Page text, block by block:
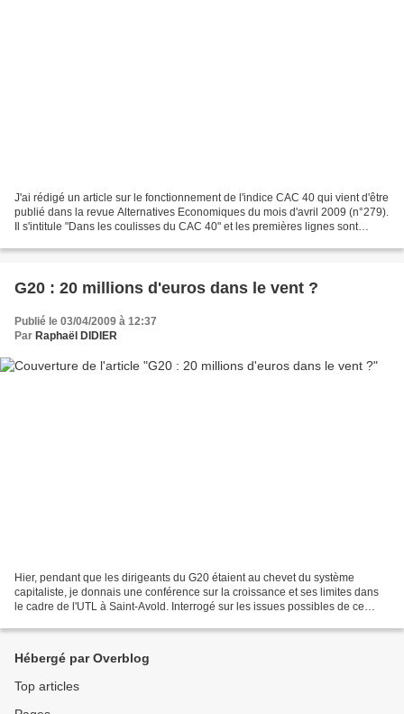
J'ai rédigé un article sur le fonctionnement de l'indice CAC 40 qui vient d'être
publié dans la revue Alternatives Economiques du mois d'avril 2009 (n°279).
Il s'intitule "Dans les coulisses du CAC 40" et les premières lignes sont
G20 : 20 millions d'euros dans le vent ?
Publié le 03/04/2009 à 12:37
Par Raphaël DIDIER
Hier, pendant que les dirigeants du G20 étaient au chevet du système
capitaliste, je donnais une conférence sur la croissance et ses limites dans
le cadre de l'UTL à Saint-Avold. Interrogé sur les issues possibles de ce
Hébergé par Overblog
Top articles